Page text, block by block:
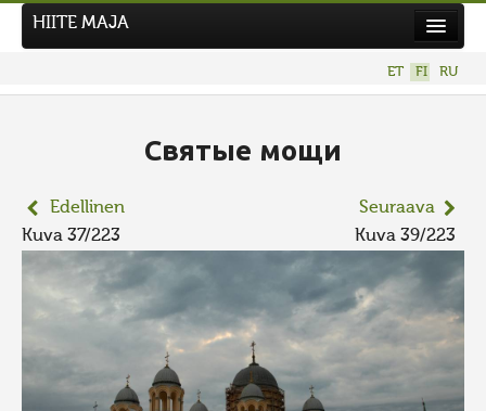
AIEMMAT KILPAILUT
HIITE MAJA
ET FI RU
Святые мощи
Edellinen
Kuva 37/223
Seuraava
Kuva 39/223